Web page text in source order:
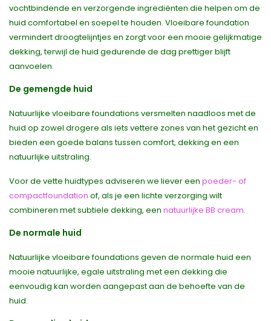
vochtbindende en verzorgende ingrediënten die helpen om de
huid comfortabel en soepel te houden. Vloeibare foundation
vermindert droogtelijntjes en zorgt voor een mooie gelijkmatige
dekking, terwijl de huid gedurende de dag prettiger blijft
aanvoelen.
De gemengde huid
Natuurlijke vloeibare foundations versmelten naadloos met de
huid op zowel drogere als iets vettere zones van het gezicht en
bieden een goede balans tussen comfort, dekking en een
natuurlijke uitstraling.
Voor de vette huidtypes adviseren we liever een poeder- of
compactfoundation of, als je een lichte verzorging wilt
combineren met subtiele dekking, een natuurlijke BB cream.
De normale huid
Natuurlijke vloeibare foundations geven de normale huid een
mooie natuurlijke, egale uitstraling met een dekking die
eenvoudig kan worden aangepast aan de behoefte van de
huid.